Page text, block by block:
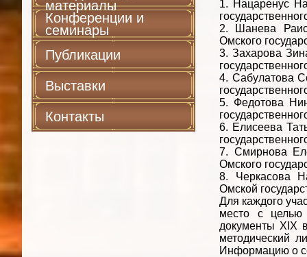
материалы
Конференции и
семинары
Публикации
Выставки
Контакты
1. Нацаренус
2. Шанева
Омского
3. Захарова
4. Сабулатова
5. Федотова
6. Елисеева
7. Смирнова
Омского
8. Черкасова
Омской
Для каждого
место с целью
документы XIX
методический
Информацию о